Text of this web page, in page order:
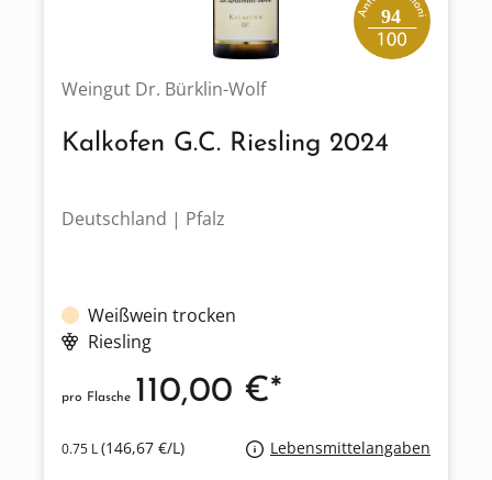
94
Weingut Dr. Bürklin-Wolf
Kalkofen G.C. Riesling 2024
Deutschland | Pfalz
Weißwein trocken
Riesling
0.75 L(146,67 €/L) Lebensmittelangaben
pro Flasche 110,00 €*